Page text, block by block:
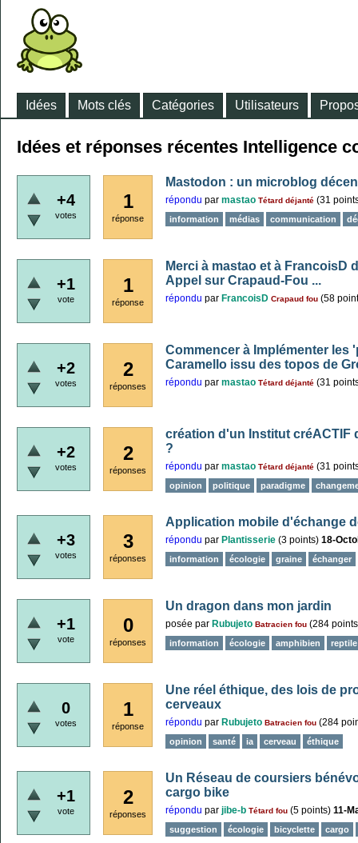
Idées Mots clés Catégories Utilisateurs
Idées et réponses récentes Intelligence
+4
votes
1
réponse
Mastodon : un microblog
répondu par mastao Tétard déjanté (31
information médias communication
+1
vote
1
réponse
Merci à mastao et à FrancoisD
Appel sur Crapaud-Fou ...
répondu par FrancoisD Crapaud fou (58
+2
votes
2
réponses
Commencer à Implémenter
Caramello issu des topos de
répondu par mastao Tétard déjanté (31
+2
votes
2
réponses
création d'un Institut créACTIF
?
répondu par mastao Tétard déjanté (31
opinion politique paradigme
+3
votes
3
réponses
Application mobile d'échange
répondu par Plantisserie (3 points) 18-
information écologie graine échanger
+1
vote
0
réponses
Un dragon dans mon jardin
posée par Rubujeto Batracien fou (284
information écologie amphibien reptile
0
votes
1
réponse
Une réel éthique, des lois de
cerveaux
répondu par Rubujeto Batracien fou (284
opinion santé ia cerveau éthique
+1
vote
2
réponses
Un Réseau de coursiers
cargo bike
répondu par jibe-b Tétard fou (5 points) 11-
suggestion écologie bicyclette cargo